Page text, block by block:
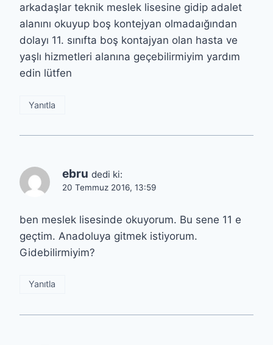
arkadaşlar teknik meslek lisesine gidip adalet
alanını okuyup boş kontejyan olmadaığından
dolayı 11. sınıfta boş kontajyan olan hasta ve
yaşlı hizmetleri alanına geçebilirmiyim yardım
edin lütfen
Yanıtla
ebru dedi ki:
20 Temmuz 2016, 13:59
ben meslek lisesinde okuyorum. Bu sene 11 e
geçtim. Anadoluya gitmek istiyorum.
Gidebilirmiyim?
Yanıtla